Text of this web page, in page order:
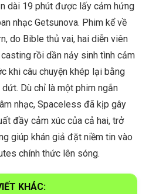
dài 19 phút được lấy cảm hứng
nhạc Getsunova. Phim kể về
do Bible thủ vai, hai diễn viên
rồi dần nảy sinh tình cảm
khi câu chuyện khép lại bằng
Dù chỉ là một phim ngắn
nhạc, Spaceless đã kịp gây
đầy cảm xúc của cả hai, trở
giúp khán giả đặt niềm tin vào
chính thức lên sóng.
KHÁC: